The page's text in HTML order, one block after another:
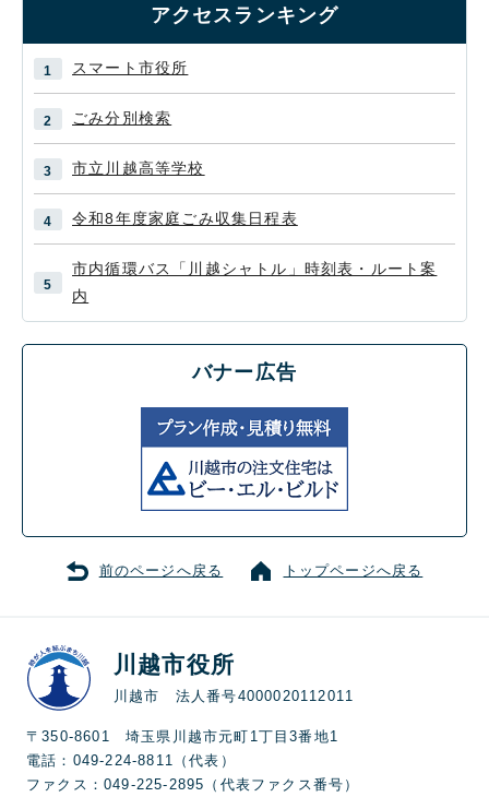
アクセスランキング
スマート市役所
ごみ分別検索
市立川越高等学校
令和8年度家庭ごみ収集日程表
市内循環バス「川越シャトル」時刻表・ルート案
内
バナー広告
前のページへ戻る トップページへ戻る
川越市役所
川越市 法人番号4000020112011
〒350-8601 埼玉県川越市元町1丁目3番地1
電話：049-224-8811（代表）
ファクス：049-225-2895（代表ファクス番号）